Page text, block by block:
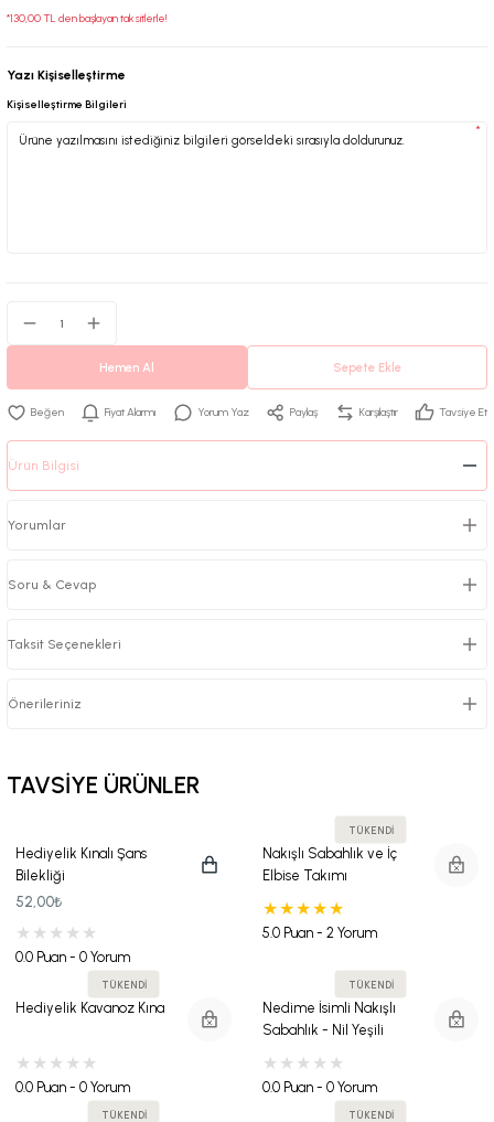
*130,00 TL den başlayan taksitlerle!
Yazı Kişiselleştirme
Kişiselleştirme Bilgileri
*
Hemen Al Sepete Ekle
Fiyat Alarmı Yorum Yaz Paylaş Karşılaştır Tavsiye Et
Ürün Bilgisi
Yorumlar
Soru & Cevap
Taksit Seçenekleri
Önerileriniz
TAVSİYE ÜRÜNLER
Hediyelik Kınalı Şans
Bilekliği
52,00₺
0.0 Puan - 0 Yorum
TÜKENDİ
Nakışlı Sabahlık ve İç
Elbise Takımı
5.0 Puan - 2 Yorum
TÜKENDİ
Hediyelik Kavanoz Kına
0.0 Puan - 0 Yorum
TÜKENDİ
Nedime İsimli Nakışlı
Sabahlık - Nil Yeşili
0.0 Puan - 0 Yorum
TÜKENDİ TÜKENDİ